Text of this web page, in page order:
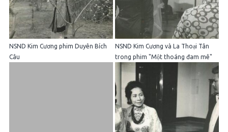
NSND Kim Cương phim Duyên Bích
Câu
NSND Kim Cương và La Thoại Tân
trong phim "Một thoáng đam mê"